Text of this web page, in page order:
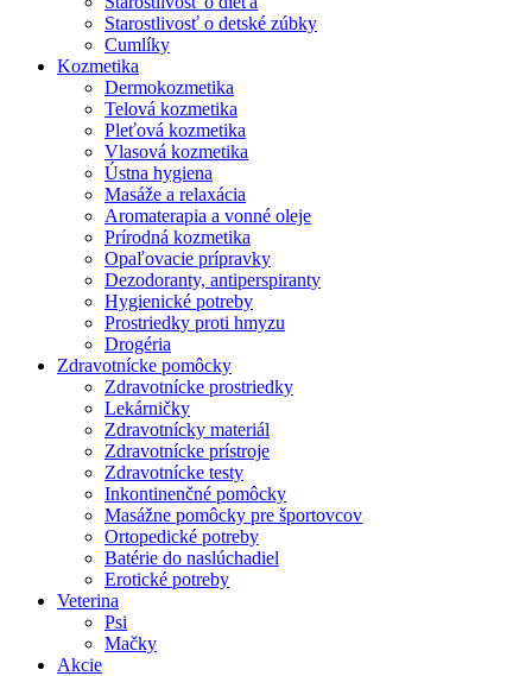
Starostlivosť o detské zúbky
Cumlíky
Kozmetika
Dermokozmetika
Telová kozmetika
Pleťová kozmetika
Vlasová kozmetika
Ústna hygiena
Masáže a relaxácia
Aromaterapia a vonné oleje
Prírodná kozmetika
Opaľovacie prípravky
Dezodoranty, antiperspiranty
Hygienické potreby
Prostriedky proti hmyzu
Drogéria
Zdravotnícke pomôcky
Zdravotnícke prostriedky
Lekárničky
Zdravotnícky materiál
Zdravotnícke prístroje
Zdravotnícke testy
Inkontinenčné pomôcky
Masážne pomôcky pre športovcov
Ortopedické potreby
Batérie do naslúchadiel
Erotické potreby
Veterina
Psi
Mačky
Akcie